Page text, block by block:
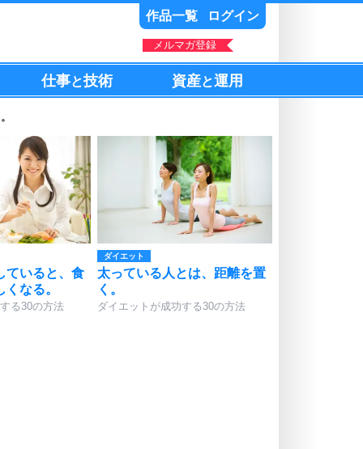
作品一覧 ログイン
メルマガ登録
仕事と技術 資産と運用
ていると、食
なる。
る30の方法
ダイエット
太っている人とは、距離を置
く。
ダイエットが成功する30の方法